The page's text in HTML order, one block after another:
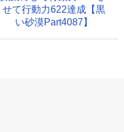
せて行動力622達成【黒
い砂漠Part4087】